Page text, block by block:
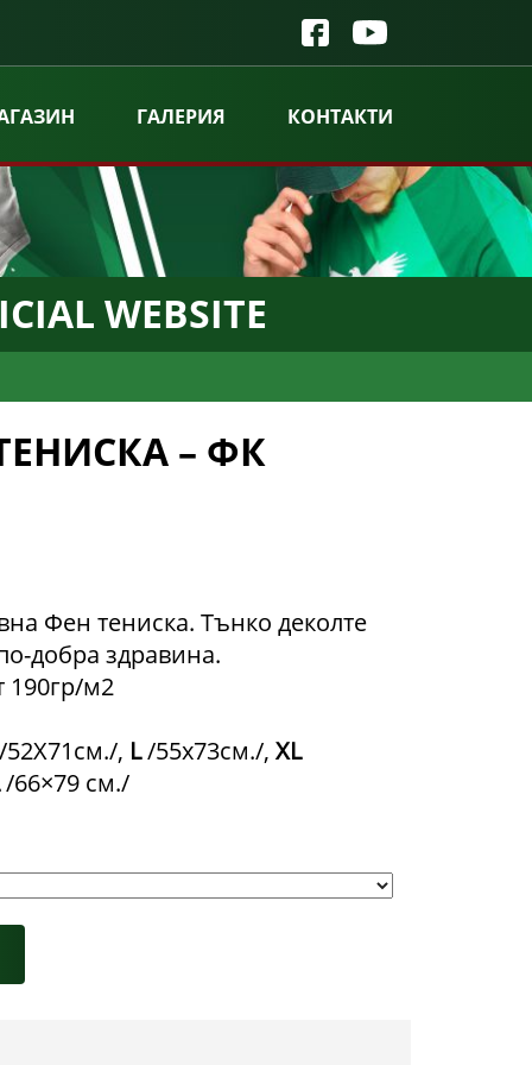
ГАЛЕРИЯ КОНТАКТИ
WEBSITE
– ФК
Фен тениска. Тънко деколте
добра здравина.
190гр/м2
, L/55х73см./, XL
/66×79 см./